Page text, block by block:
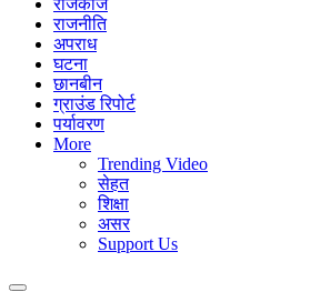
राजकाज
राजनीति
अपराध
घटना
छानबीन
ग्राउंड रिपोर्ट
पर्यावरण
More
Trending Video
सेहत
शिक्षा
असर
Support Us